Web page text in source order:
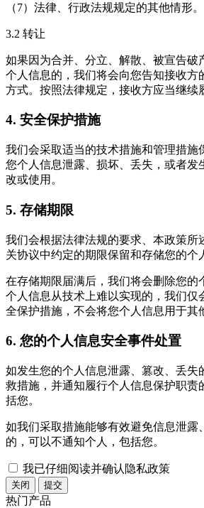
（7）法律、行政法规规定的其他情形。
3.2 转让
如果因为合并、分立、解散、被宣告破
个人信息的，我们将会向您告知接收方
方式。按照法律规定，接收方应当继续
4. 安全保护措施
我们会采取适当的技术措施和管理措施
您个人信息泄露、损坏、丢失，或者发
改或使用。
5. 存储期限
我们会根据法律法规的要求、本政策所
关协议中约定的期限保留和存储您的个
在存储期限届满后，我们将会删除您的
个人信息从技术上难以实现的，我们仅
全保护措施，不会将您个人信息用于其
6. 您的个人信息安全事件处置
如发生您的个人信息泄露、篡改、丢失
救措施，并通知履行个人信息保护职责
括您。
如我们采取措施能够有效避免信息泄露
的，可以不通知个人，包括您。
我已仔细阅读并确认隐私政策
关闭 提交
热门产品